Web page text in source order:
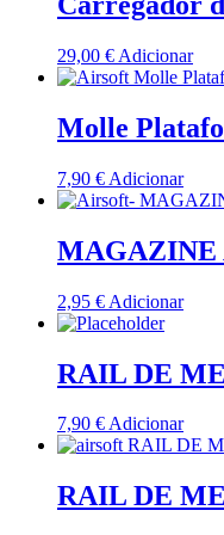
29,00 € Adicionar
Molle
7,90 € Adicionar
MAGAZINE
2,95 € Adicionar
RAIL DE
7,90 €Adicionar
RAIL DE